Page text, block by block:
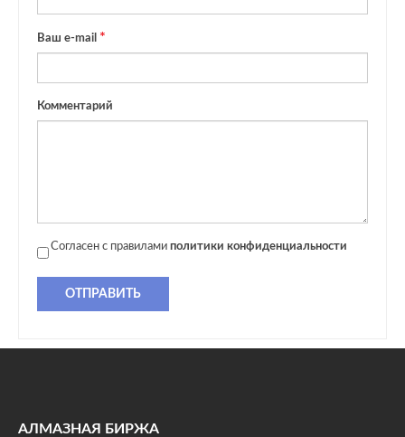
Ваш e-mail
Комментарий
Согласен с правилами политики конфиденциальности
ОТПРАВИТЬ
АЛМАЗНАЯ БИРЖА